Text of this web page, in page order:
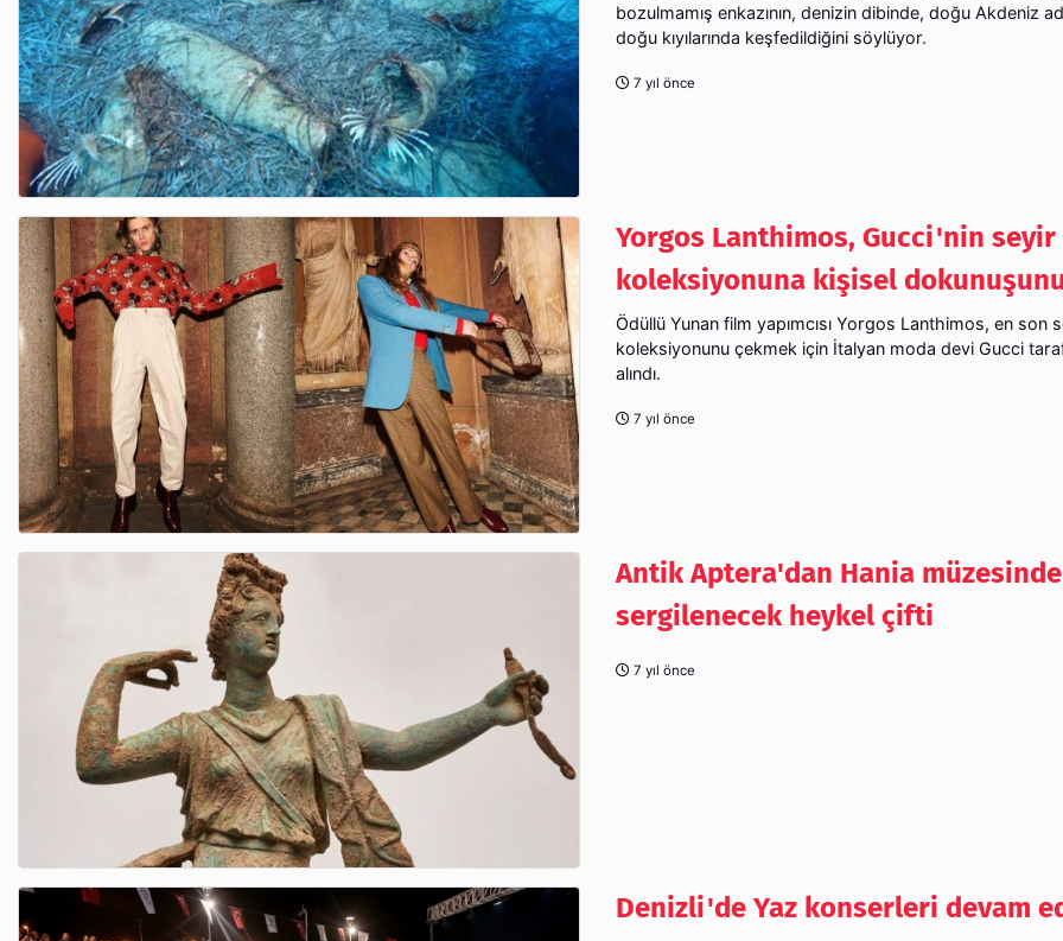
bozulmamış enkazının, denizin dibinde, doğu Akdeniz
doğu kıyılarında keşfedildiğini söylüyor.
7 yıl önce
Yorgos Lanthimos, Gucci'nin seyir
koleksiyonuna kişisel
Ödüllü Yunan film yapımcısı Yorgos Lanthimos, en son
koleksiyonunu çekmek için İtalyan moda devi Gucci
alındı.
7 yıl önce
Antik Aptera'dan Hania müzesinde
sergilenecek heykel çifti
7 yıl önce
Denizli'de Yaz konserleri devam